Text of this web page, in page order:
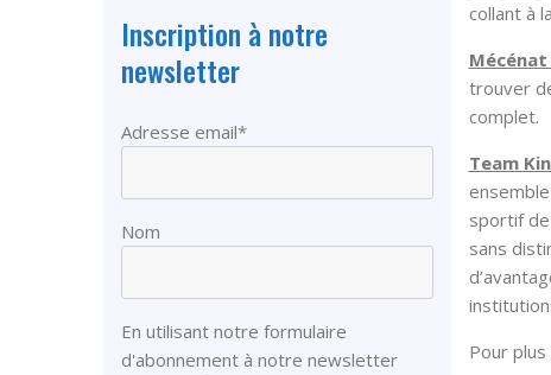
collant à
trouver
complet.
Team
sportif
sans
Pour plus
Inscription à notre
newsletter
Adresse email*
Nom
En utilisant notre formulaire
d'abonnement à notre newsletter